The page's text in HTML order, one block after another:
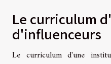
Le curriculum
d'influenceurs
Le curriculum d'une